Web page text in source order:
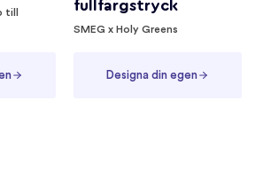
till
fullfärgstryck
SMEG x Holy Greens
Designa din egen